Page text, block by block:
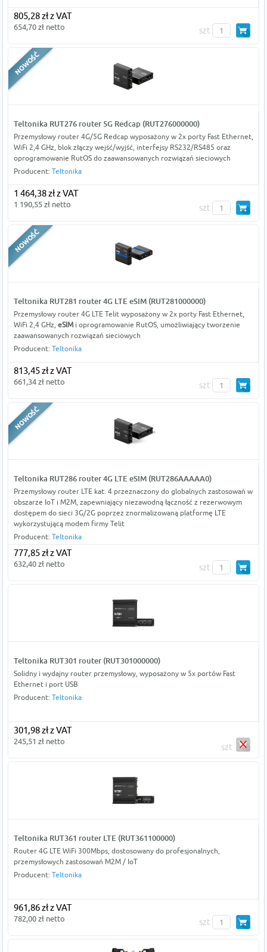
805,28 zł z VAT
654,70 zł netto szt
Teltonika RUT276 router 5G Redcap (RUT276000000)
Przemysłowy router 4G/5G Redcap wyposażony w 2x porty Fast Ethernet,
WiFi 2,4 GHz, blok złączy wejść/wyjść, interfejsy RS232/RS485 oraz
oprogramowanie RutOS do zaawansowanych rozwiązań sieciowych
Producent: Teltonika
1 464,38 zł z VAT
1 190,55 zł netto szt
Teltonika RUT281 router 4G LTE eSIM (RUT281000000)
Przemysłowy router 4G LTE Telit wyposażony w 2x porty Fast Ethernet,
WiFi 2,4 GHz, eSIMi oprogramowanie RutOS, umożliwiający tworzenie
zaawansowanych rozwiązań sieciowych
Producent: Teltonika
813,45 zł z VAT
661,34 zł netto szt
Teltonika RUT286 router 4G LTE eSIM (RUT286AAAAA0)
Przemysłowy router LTE kat. 4 przeznaczony do globalnych zastosowań w
obszarze IoT i M2M, zapewniający niezawodną łączność z rezerwowym
dostępem do sieci 3G/2G poprzez znormalizowaną platformę LTE
wykorzystującą modem firmy Telit
Producent: Teltonika
777,85 zł z VAT
632,40 zł netto szt
Teltonika RUT301 router (RUT301000000)
Solidny i wydajny router przemysłowy, wyposażony w 5x portów Fast
Ethernet i port USB
Producent: Teltonika
301,98 zł z VAT
245,51 zł netto
szt
Teltonika RUT361 router LTE (RUT361100000)
Router 4G LTE WiFi 300Mbps, dostosowany do profesjonalnych,
przemysłowych zastosowań M2M / IoT
Producent: Teltonika
961,86 zł z VAT
782,00 zł netto szt